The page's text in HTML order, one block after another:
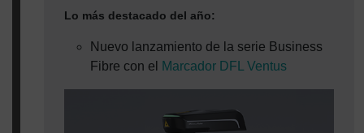
Lo más destacado del año:
Nuevo lanzamiento de la serie Business
Fibre con el Marcador DFL Ventus